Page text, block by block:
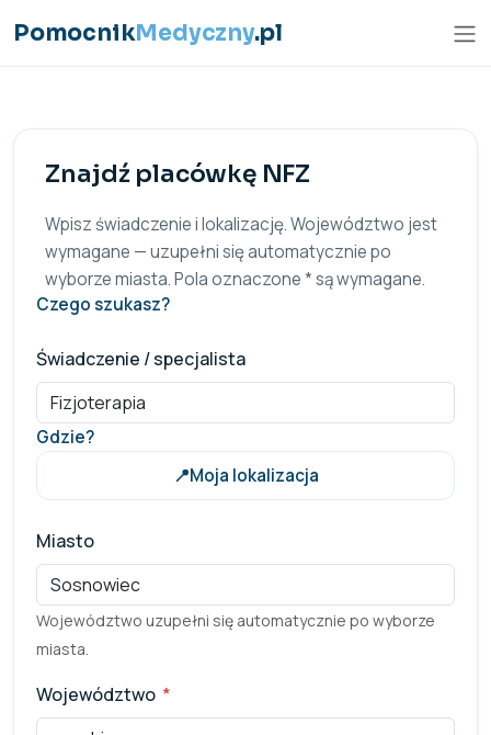
PomocnikMedyczny.pl
Znajdź placówkę NFZ
Wpisz świadczenie i lokalizację. Województwo jest
wymagane — uzupełni się automatycznie po
wyborze miasta. Pola oznaczone * są wymagane.
Czego szukasz?
Świadczenie / specjalista
Gdzie?
📍Moja lokalizacja
Miasto
Województwo uzupełni się automatycznie po wyborze
miasta.
Województwo *
Pole wymagane